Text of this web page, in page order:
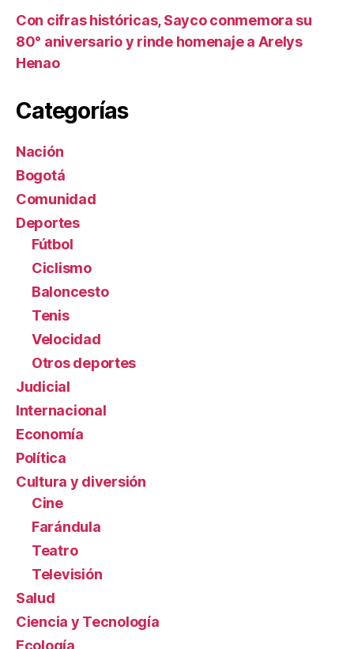
Con cifras históricas, Sayco conmemora su
80° aniversario y rinde homenaje a Arelys
Henao
Categorías
Nación
Bogotá
Comunidad
Deportes
Fútbol
Ciclismo
Baloncesto
Tenis
Velocidad
Otros deportes
Judicial
Internacional
Economía
Política
Cultura y diversión
Cine
Farándula
Teatro
Televisión
Salud
Ciencia y Tecnología
Ecología